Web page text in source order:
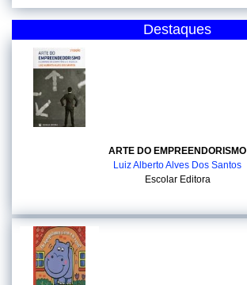
Destaques
ARTE DO EMPREENDORISMO
Luiz Alberto Alves Dos Santos
Escolar Editora